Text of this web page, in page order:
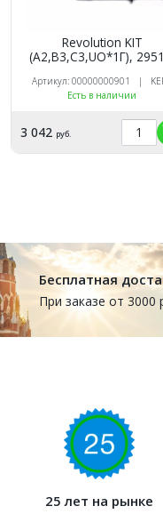
Revolution KIT
(А2,В3,С3,UO*1Г),
Артикул: 00000000901 |
Есть в наличии
3 042 руб.
Бесплатная
При заказе от 3000
25 лет на рынке